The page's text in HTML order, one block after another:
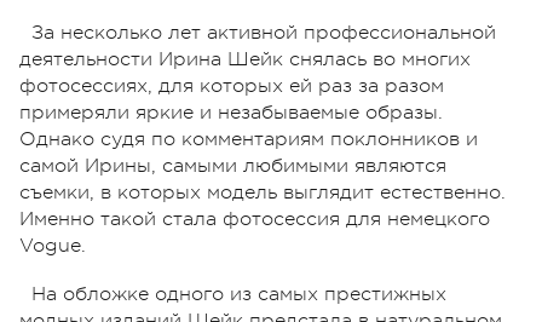
За несколько лет активной профессиональной
деятельности Ирина Шейк снялась во многих
фотосессиях, для которых ей раз за разом
примеряли яркие и незабываемые образы.
Однако судя по комментариям поклонников и
самой Ирины, самыми любимыми являются
съемки, в которых модель выглядит естественно.
Именно такой стала фотосессия для немецкого
Vogue.
На обложке одного из самых престижных